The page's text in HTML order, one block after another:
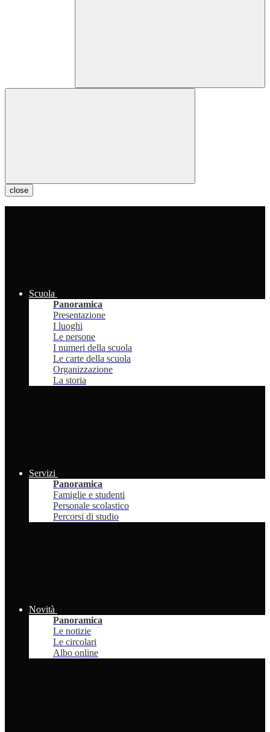
close
Scuola
Panoramica
Presentazione
I luoghi
Le persone
I numeri della scuola
Le carte della scuola
Organizzazione
La storia
Servizi
Panoramica
Famiglie e studenti
Personale scolastico
Percorsi di studio
Novità
Panoramica
Le notizie
Le circolari
Albo online